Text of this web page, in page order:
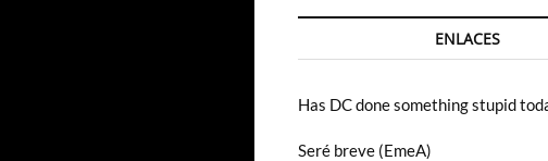
ENLACES
Has DC done something stupid
Seré breve (EmeA)